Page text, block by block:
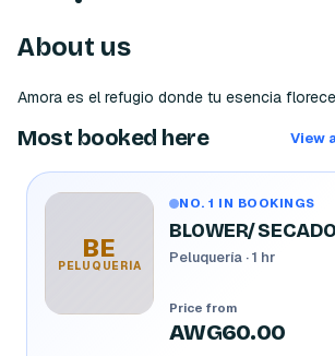
About us
Amora es el refugio donde tu esencia florece
Most booked here View
BE
PELUQUERÍA
NO. 1 IN BOOKINGS
Peluquería · 1 hr
Price from
AWG60.00